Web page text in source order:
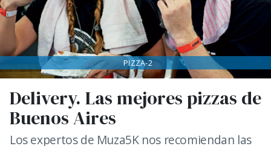
Delivery. Las mejores pizzas de
Buenos Aires
Los expertos de Muza5K nos recomiendan las
PIZZA-2